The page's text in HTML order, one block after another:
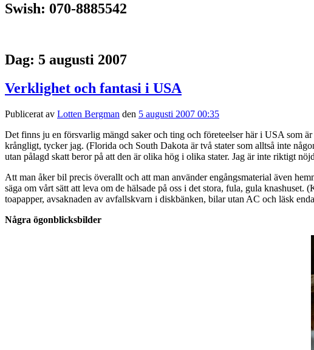
Swish: 070-8885542
Dag: 5 augusti 2007
Verklighet och fantasi i USA
Publicerat av Lotten Bergman den 5 augusti 2007 00:35
Det finns ju en försvarlig mängd saker och ting och företeelser här i USA som
krångligt, tycker jag. (Florida och South Dakota är två stater som alltså inte
utan pålagd skatt beror på att den är olika hög i olika stater. Jag är inte riktigt
Att man åker bil precis överallt och att man använder engångsmaterial även
säga om vårt sätt att leva om de hälsade på oss i det stora, fula, gula
toapapper, avsaknaden av avfallskvarn i diskbänken, bilar utan AC och läsk
Några ögonblicksbilder